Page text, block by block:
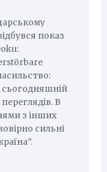
показ
сьогодняшній
В
з інших
сильні